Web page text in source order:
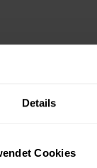
Details
Cookies